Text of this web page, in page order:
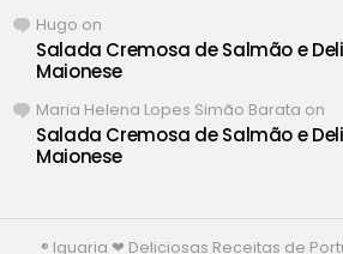
Hugo on
Salada Cremosa de Salmão e
Maionese
Maria Helena Lopes Simão Barata on
Salada Cremosa de Salmão e
Maionese
® Iguaria ❤ Deliciosas Receitas de